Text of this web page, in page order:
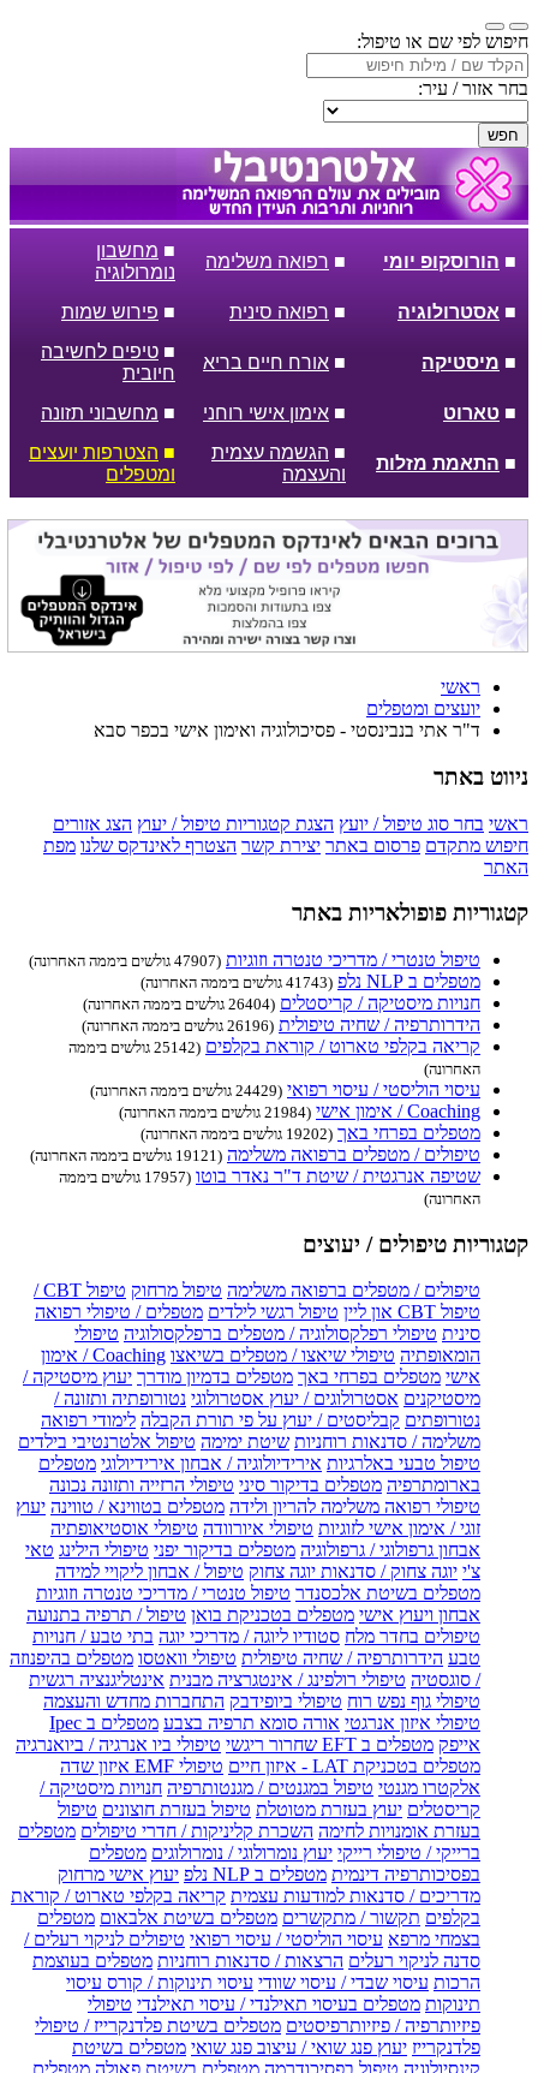
חיפוש לפי שם או טיפול:
בחר אזור / עיר:
חפש
■ הורוסקופ יומי ■ רפואה משלימה
■ מחשבון
נומרולוגיה
■ אסטרולוגיה ■ רפואה סינית ■ פירוש שמות
■ מיסטיקה ■ אורח חיים בריא
■ טיפים לחשיבה
חיובית
■ טארוט ■ אימון אישי רוחני ■ מחשבוני תזונה
■ התאמת מזלות
■ הגשמה עצמית
והעצמה
■ הצטרפות יועצים
ומטפלים
ראשי
יועצים ומטפלים
ד"ר אתי בנבינסטי - פסיכולוגיה ואימון אישי בכפר סבא
ניווט באתר
ראשי בחר סוג טיפול / יועץ הצגת קטגוריות טיפול / יעוץ הצג אזורים
חיפוש מתקדם פרסום באתר יצירת קשר הצטרף לאינדקס שלנו מפת
האתר
קטגוריות פופולאריות באתר
טיפול טנטרי / מדריכי טנטרה וזוגיות (47907 גולשים ביממה האחרונה)
מטפלים ב NLP נלפ (41743 גולשים ביממה האחרונה)
חנויות מיסטיקה / קריסטלים (26404 גולשים ביממה האחרונה)
הידרותרפיה / שחיה טיפולית (26196 גולשים ביממה האחרונה)
קריאה בקלפי טארוט / קוראת בקלפים
(25142 גולשים ביממה
האחרונה)
עיסוי הוליסטי / עיסוי רפואי (24429 גולשים ביממה האחרונה)
Coaching / אימון אישי (21984 גולשים ביממה האחרונה)
מטפלים בפרחי באך (19202 גולשים ביממה האחרונה)
טיפולים / מטפלים ברפואה משלימה (19121 גולשים ביממה האחרונה)
שטיפה אנרגטית / שיטת ד"ר נאדר בוטו
(17957 גולשים ביממה
האחרונה)
קטגוריות טיפולים / יעוצים
טיפולים / מטפלים ברפואה משלימה טיפול מרחוק
טיפול CBT /
טיפול CBT און ליין
טיפול רגשי לילדים מטפלים / טיפולי רפואה
סינית טיפולי רפלקסולוגיה / מטפלים ברפלקסולוגיה טיפולי
הומאופתיה טיפולי שיאצו / מטפלים בשיאצו
Coaching / אימון
אישי מטפלים בפרחי באך מטפלים בדמיון מודרך יעוץ מיסטיקה /
מיסטיקנים אסטרולוגים / יעוץ אסטרולוגי נטורופתיה ותזונה /
נטורופתים קבליסטים / יעוץ על פי תורת הקבלה לימודי רפואה
משלימה / סדנאות רוחניות שיטת ימימה טיפול אלטרנטיבי בילדים
טיפול טבעי באלרגיות אירידיולוגיה / אבחון אירידיולוגי מטפלים
בארומתרפיה מטפלים בדיקור סיני טיפולי הרזייה ותזונה נכונה
טיפולי רפואה משלימה להריון ולידה מטפלים בטווינא / טווינה יעוץ
זוגי / אימון אישי לזוגיות טיפולי איורוודה טיפולי אוסטיאופתיה
אבחון גרפולוגי / גרפולוגיה מטפלים בדיקור יפני טיפולי הילינג טאי
צ'י יוגה צחוק / סדנאות יוגה צחוק טיפול / אבחון ליקויי למידה
מטפלים בשיטת אלכסנדר טיפול טנטרי / מדריכי טנטרה וזוגיות
אבחון ויעוץ אישי מטפלים בטכניקת בואן טיפול / תרפיה בתנועה
טיפולים בחדר מלח סטודיו ליוגה / מדריכי יוגה בתי טבע / חנויות
טבע הידרותרפיה / שחיה טיפולית טיפולי וואטסו מטפלים בהיפנוזה
/ סוגסטיה טיפולי רולפינג / אינטגרציה מבנית אינטליגנציה רגשית
טיפולי גוף נפש רוח טיפולי ביופידבק התחברות מחדש והעצמה
טיפולי איזון אנרגטי אורה סומא תרפיה בצבע
מטפלים ב Ipec
אייפק מטפלים ב EFT שחרור ריגשי
טיפולי ביו אנרגיה / ביואנרגיה
מטפלים בטכניקת LAT - איזון חיים
טיפולי EMF איזון שדה
אלקטרו מגנטי טיפול במגנטים / מגנטותרפיה חנויות מיסטיקה /
קריסטלים יעוץ בעזרת מטוטלת טיפול בעזרת חוצונים טיפול
בעזרת אומנויות לחימה השכרת קליניקות / חדרי טיפולים מטפלים
ברייקי / טיפולי רייקי יעוץ נומרולוגי / נומרולוגים מטפלים
בפסיכותרפיה דינמית מטפלים ב NLP נלפ
יעוץ אישי מרחוק
מדריכים / סדנאות למודעות עצמית קריאה בקלפי טארוט / קוראת
בקלפים תקשור / מתקשרים מטפלים בשיטת אלבאום מטפלים
בצמחי מרפא עיסוי הוליסטי / עיסוי רפואי טיפולים לניקוי רעלים /
סדנה לניקוי רעלים הרצאות / סדנאות רוחניות מטפלים בעוצמת
הרכות עיסוי שבדי / עיסוי שוודי עיסוי תינוקות / קורס עיסוי
תינוקות מטפלים בעיסוי תאילנדי / עיסוי תאילנדי טיפולי
פיזיותרפיה / פיזיותרפיסטים מטפלים בשיטת פלדנקרייז / טיפולי
פלדנקרייז יעוץ פנג שואי / עיצוב פנג שואי מטפלים בשיטת